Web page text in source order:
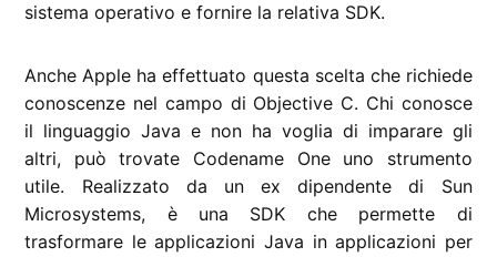
sistema operativo e fornire la relativa SDK.
Anche Apple ha effettuato questa scelta che richiede
conoscenze nel campo di Objective C. Chi conosce
il linguaggio Java e non ha voglia di imparare gli
altri, può trovate Codename One uno strumento
utile. Realizzato da un ex dipendente di Sun
Microsystems, è una SDK che permette di
trasformare le applicazioni Java in applicazioni per